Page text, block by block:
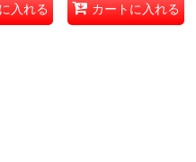
入れる カートに入れる